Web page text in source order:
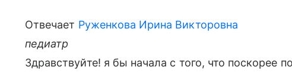
Отвечает Руженкова Ирина Викторовна
педиатр
Здравствуйте! я бы начала с того, что поскорее